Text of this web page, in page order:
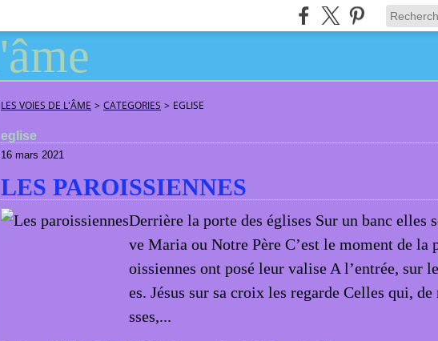
LES VOIES DE L'ÂME > CATEGORIES > EGLISE
eglise
16 mars 2021
LES PAROISSIENNES
Derrière la porte des églises Sur un banc elles
ve Maria ou Notre Père C’est le moment de la
oissiennes ont posé leur valise A l’entrée, sur
es. Jésus sur sa croix les regarde Celles qui, de
sses,...